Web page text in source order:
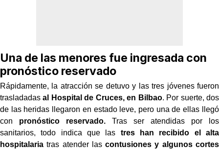
Una de las menores fue ingresada con
pronóstico reservado
Rápidamente, la atracción se detuvo y las tres jóvenes fueron
trasladadas al Hospital de Cruces, en Bilbao. Por suerte, dos
de las heridas llegaron en estado leve, pero una de ellas llegó
con pronóstico reservado. Tras ser atendidas por los
sanitarios, todo indica que las tres han recibido el alta
hospitalaria tras atender lascontusiones y algunos cortes